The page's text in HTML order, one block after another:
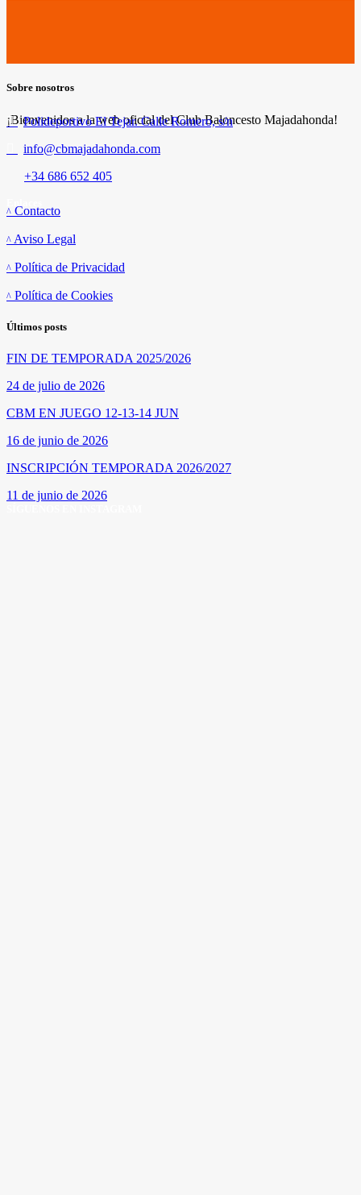
Sobre nosotros
¡Bienvenidos a la web oficial del Club Baloncesto Majadahonda!
Polideportivo El Tejar. Calle Romero, s/n
info@cbmajadahonda.com
+34 686 652 405
Contacto
Aviso Legal
Política de Privacidad
Política de Cookies
Últimos posts
FIN DE TEMPORADA 2025/2026
24 de julio de 2026
CBM EN JUEGO 12-13-14 JUN
16 de junio de 2026
INSCRIPCIÓN TEMPORADA 2026/2027
11 de junio de 2026